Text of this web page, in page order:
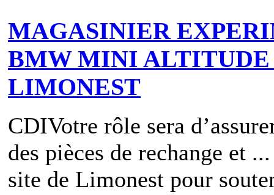
MAGASINIER
BMW MINI ALTITUDE
LIMONEST
CDIVotre rôle sera
des pièces de rechange et
site de Limonest pour